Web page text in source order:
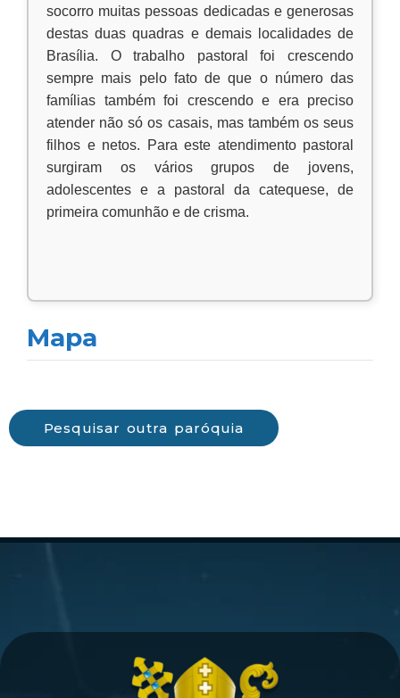
socorro muitas pessoas dedicadas e generosas
destas duas quadras e demais localidades de
Brasília. O trabalho pastoral foi crescendo
sempre mais pelo fato de que o número das
famílias também foi crescendo e era preciso
atender não só os casais, mas também os seus
filhos e netos. Para este atendimento pastoral
surgiram os vários grupos de jovens,
adolescentes e a pastoral da catequese, de
primeira comunhão e de crisma.
Mapa
Pesquisar outra paróquia